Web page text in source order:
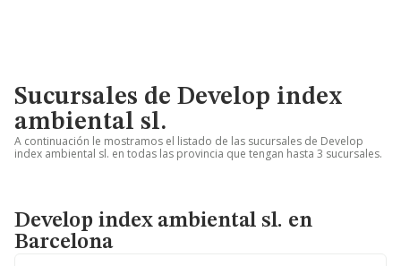
Sucursales de Develop index
ambiental sl.
A continuación le mostramos el listado de las sucursales de Develop
index ambiental sl. en todas las provincia que tengan hasta 3 sucursales.
Develop index ambiental sl. en
Barcelona